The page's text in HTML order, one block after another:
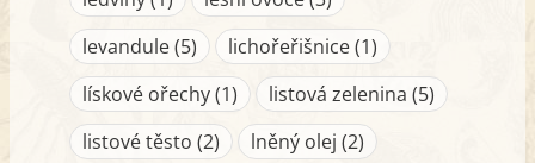
levandule (5)
lichořeřišnice (1)
lískové ořechy (1)
listová zelenina (5)
listové těsto (2)
lněný olej (2)